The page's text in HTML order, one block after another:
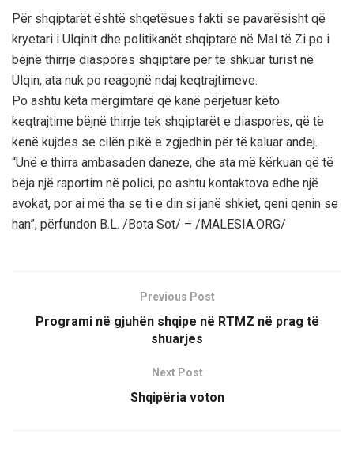
Për shqiptarët është shqetësues fakti se pavarësisht që
kryetari i Ulqinit dhe politikanët shqiptarë në Mal të Zi po i
bëjnë thirrje diasporës shqiptare për të shkuar turist në
Ulqin, ata nuk po reagojnë ndaj keqtrajtimeve.
Po ashtu këta mërgimtarë që kanë përjetuar këto
keqtrajtime bëjnë thirrje tek shqiptarët e diasporës, që të
kenë kujdes se cilën pikë e zgjedhin për të kaluar andej.
“Unë e thirra ambasadën daneze, dhe ata më kërkuan që të
bëja një raportim në polici, po ashtu kontaktova edhe një
avokat, por ai më tha se ti e din si janë shkiet, qeni qenin se
han”, përfundon B.L. /Bota Sot/ – /MALESIA.ORG/
Previous Post
Programi në gjuhën shqipe në RTMZ në prag të
shuarjes
Next Post
Shqipëria voton